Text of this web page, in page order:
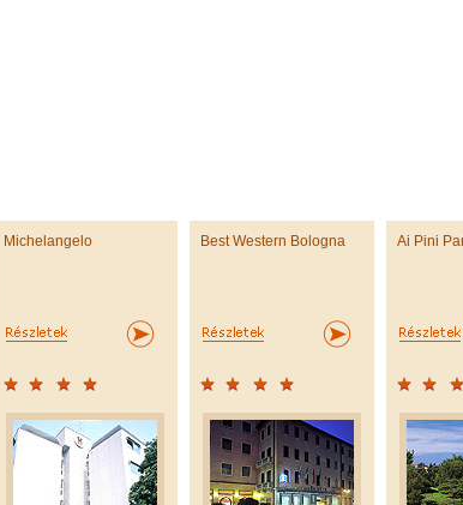
Michelangelo Best Western Bologna Ai Pini